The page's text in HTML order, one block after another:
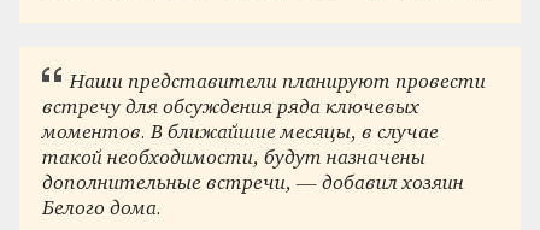
Наши представители планируют провести
встречу для обсуждения ряда ключевых
моментов. В ближайшие месяцы, в случае
такой необходимости, будут назначены
дополнительные встречи, — добавил хозяин
Белого дома.